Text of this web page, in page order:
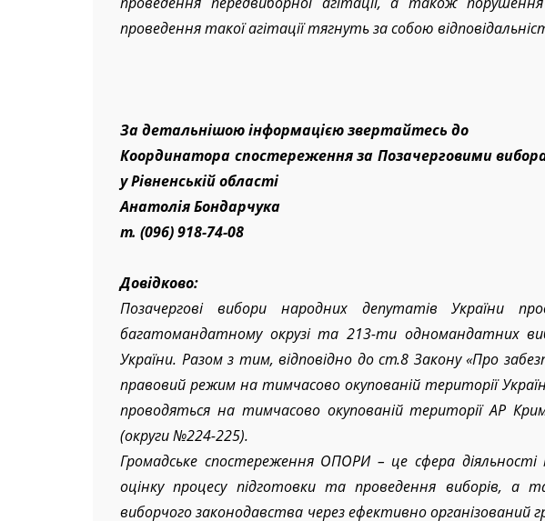
проведення передвиборної агітації, а також
За детальнішою інформацією звертайтесь до
Координатора спостереження за Позачерговими
у Рівненській області
Анатолія Бондарчука
Довідково:
Позачергові вибори народних депутатів України
багатомандатному окрузі та 213-ти одномандатних
України. Разом з тим, відповідно до ст.8 Закону «Про
правовий режим на тимчасово окупованій території
проводяться на тимчасово окупованій території АР
(округи №224-225).
Громадське спостереження ОПОРИ – це сфера діяльності
оцінку процесу підготовки та проведення виборів, а